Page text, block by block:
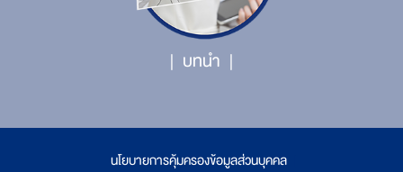
บทนำ
นโยบายการคุ้มครองข้อมูลส่วนบุคคล